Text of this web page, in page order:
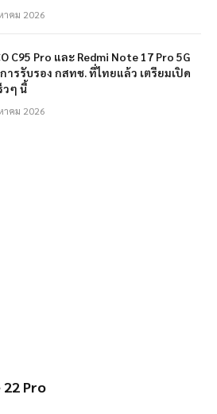
าคม 2026
C95 Pro และ Redmi Note 17 Pro 5G
ารรับรอง กสทช. ที่ไทยแล้ว เตรียมเปิด
วๆ นี้
าคม 2026
22 Pro